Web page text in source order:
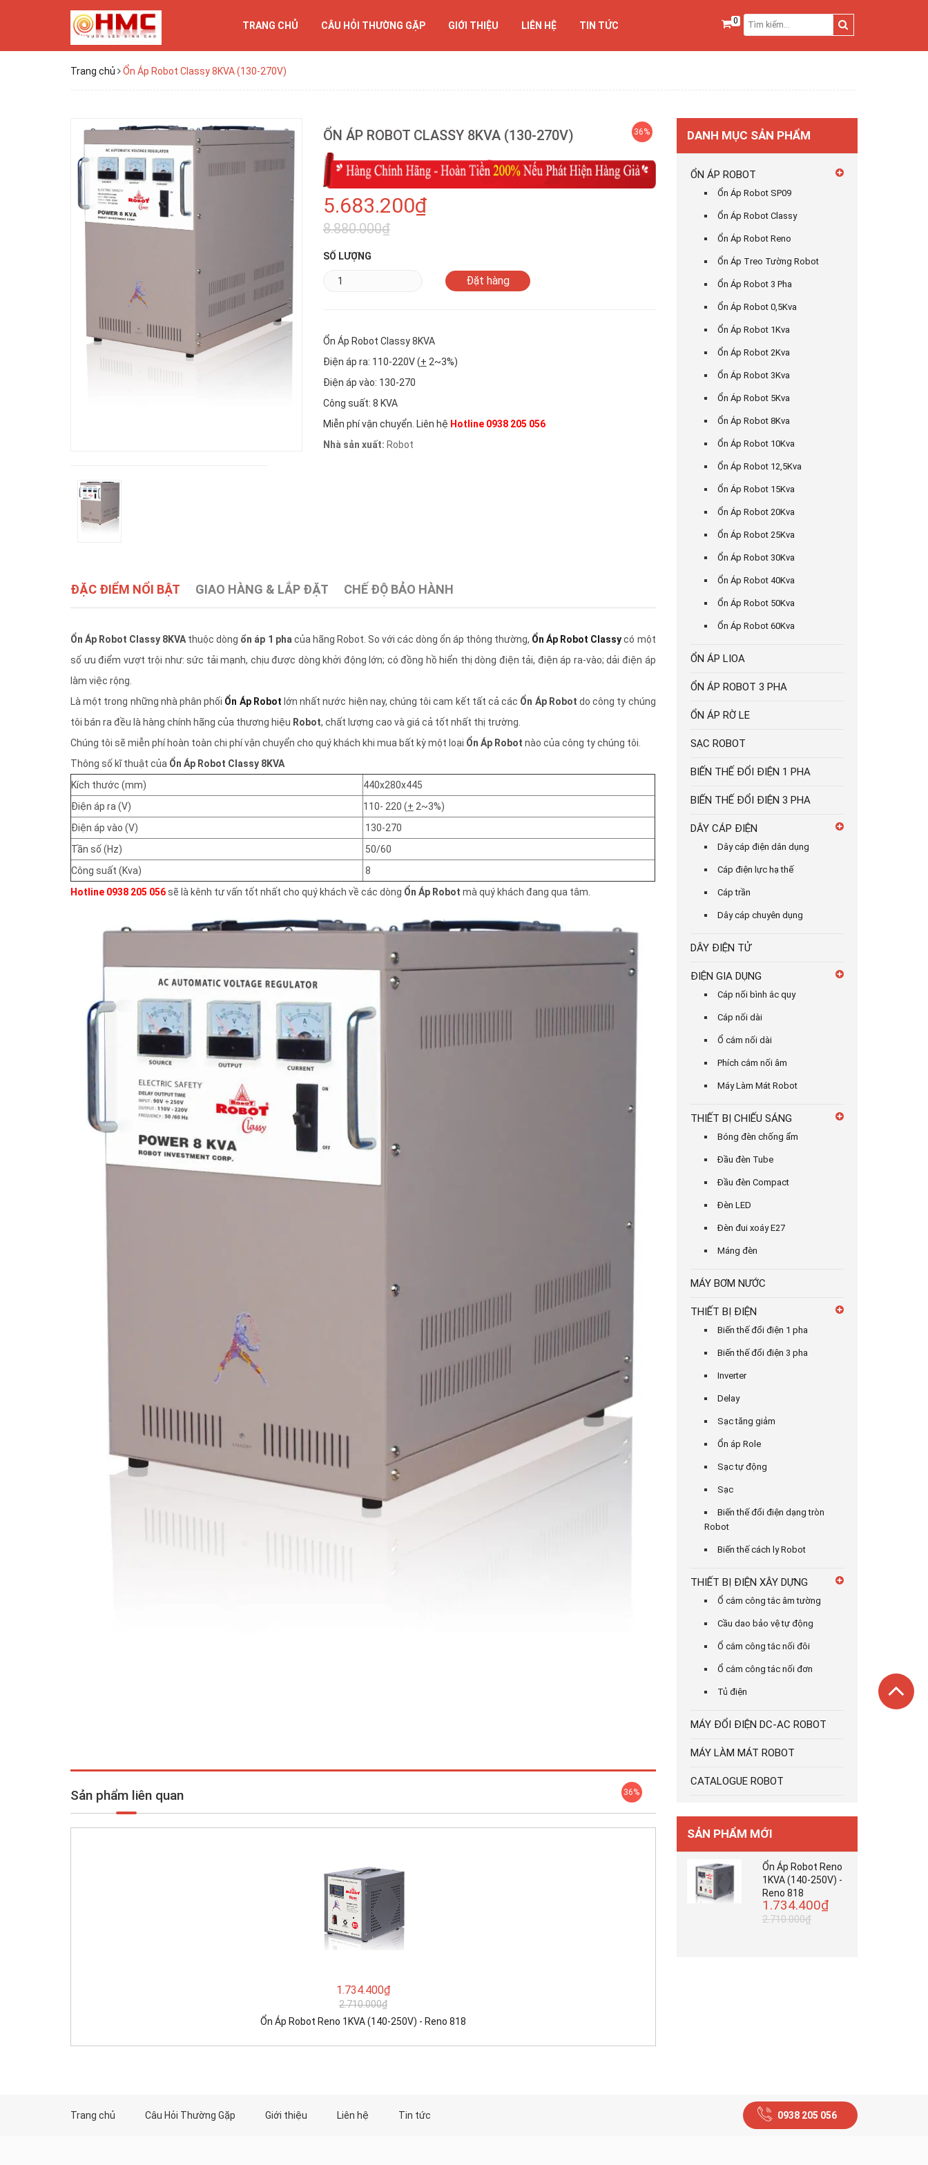
TRANG CHỦ CÂU HỎI THƯỜNG GẶP GIỚI THIỆU LIÊN HỆ TIN TỨC 0
Trang chủ Ổn Áp Robot Classy 8KVA (130-270V)
ỔN ÁP ROBOT CLASSY 8KVA (130-270V)
5.683.200₫
8.880.000₫
36%
SỐ LƯỢNG
Ổn Áp Robot Classy 8KVA
Điện áp ra: 110-220V (+ 2~3%)
Điện áp vào: 130-270
Công suất: 8 KVA
Miễn phí vận chuyển. Liên hệ Hotline 0938 205 056
Nhà sản xuất: Robot
ĐẶC ĐIỂM NỔI BẬT GIAO HÀNG & LẮP ĐẶT CHẾ ĐỘ BẢO HÀNH
Ổn Áp Robot Classy 8KVA thuộc dòng ổn áp 1 pha của hãng Robot. So với các dòng ổn áp thông thường, Ổn Áp Robot Classycó một
số ưu điểm vượt trội như: sức tải mạnh, chịu được dòng khởi động lớn; có đồng hồ hiển thị dòng điện tải, điện áp ra-vào; dải điện áp
làm việc rộng.
Là một trong những nhà phân phối Ổn Áp Robot lớn nhất nước hiện nay, chúng tôi cam kết tất cả các Ổn Áp Robot do công ty chúng
tôi bán ra đều là hàng chính hãng của thương hiệu Robot, chất lượng cao và giá cả tốt nhất thị trường.
Chúng tôi sẽ miễn phí hoàn toàn chi phí vận chuyển cho quý khách khi mua bất kỳ một loại Ổn Áp Robot nào của công ty chúng tôi.
Thông số kĩ thuật của Ổn Áp Robot Classy 8KVA
Kích thước (mm)
440x280x445
Điện áp ra (V)
110- 220 (+ 2~3%)
Điện áp vào (V)
130-270
Tần số (Hz)
50/60
Công suất (Kva)
8
Hotline 0938 205 056sẽ là kênh tư vấn tốt nhất cho quý khách về các dòng Ổn Áp Robot mà quý khách đang qua tâm.
Sản phẩm liên quan
1.734.400₫
2.710.000₫
Ổn Áp Robot Reno 1KVA (140-250V) - Reno 818
36%
DANH MỤC SẢN PHẨM
ỔN ÁP ROBOT
Ổn Áp Robot SP09
Ổn Áp Robot Classy
Ổn Áp Robot Reno
Ổn Áp Treo Tường Robot
Ổn Áp Robot 3 Pha
Ổn Áp Robot 0,5Kva
Ổn Áp Robot 1Kva
Ổn Áp Robot 2Kva
Ổn Áp Robot 3Kva
Ổn Áp Robot 5Kva
Ổn Áp Robot 8Kva
Ổn Áp Robot 10Kva
Ổn Áp Robot 12,5Kva
Ổn Áp Robot 15Kva
Ổn Áp Robot 20Kva
Ổn Áp Robot 25Kva
Ổn Áp Robot 30Kva
Ổn Áp Robot 40Kva
Ổn Áp Robot 50Kva
Ổn Áp Robot 60Kva
ỔN ÁP LIOA
ỔN ÁP ROBOT 3 PHA
ỔN ÁP RỜ LE
SẠC ROBOT
BIẾN THẾ ĐỔI ĐIỆN 1 PHA
BIẾN THẾ ĐỔI ĐIỆN 3 PHA
DÂY CÁP ĐIỆN
Dây cáp điện dân dụng
Cáp điện lực hạ thế
Cáp trần
Dây cáp chuyên dụng
DÂY ĐIỆN TỬ
ĐIỆN GIA DỤNG
Cáp nối bình ắc quy
Cáp nối dài
Ổ cắm nối dài
Phích cắm nối âm
Máy Làm Mát Robot
THIẾT BỊ CHIẾU SÁNG
Bóng đèn chống ẩm
Đầu đèn Tube
Đầu đèn Compact
Đèn LED
Đèn đui xoáy E27
Máng đèn
MÁY BƠM NƯỚC
THIẾT BỊ ĐIỆN
Biến thế đổi điện 1 pha
Biến thế đổi điện 3 pha
Inverter
Delay
Sạc tăng giảm
Ổn áp Role
Sạc tự động
Sạc
Biến thế đổi điện dạng tròn
Robot
Biến thế cách ly Robot
THIẾT BỊ ĐIỆN XÂY DỰNG
Ổ cắm công tắc âm tường
Cầu dao bảo vệ tự động
Ổ cắm công tắc nối đôi
Ổ cắm công tác nối đơn
Tủ điện
MÁY ĐỔI ĐIỆN DC-AC ROBOT
MÁY LÀM MÁT ROBOT
CATALOGUE ROBOT
SẢN PHẨM MỚI
Ổn Áp Robot Reno
1KVA (140-250V) -
Reno 818
1.734.400₫
2.710.000₫
Trang chủ Câu Hỏi Thường Gặp Giới thiệu Liên hệ Tin tức 0938 205 056